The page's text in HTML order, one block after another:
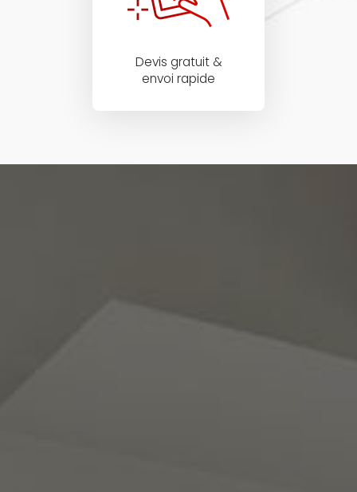
Devis gratuit &
envoi rapide